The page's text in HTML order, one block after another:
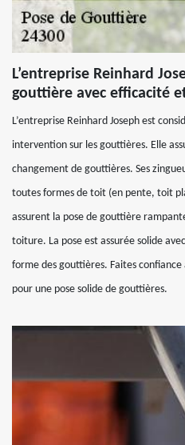
L’entreprise Reinhard
gouttière avec efficacité
L’entreprise Reinhard Joseph est
intervention sur les gouttières. Elle
changement de gouttières. Ses
toutes formes de toit (en pente, toit
assurent la pose de gouttière
toiture. La pose est assurée solide
forme des gouttières. Faites
pour une pose solide de gouttières.